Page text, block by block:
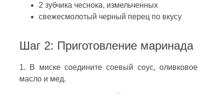
2 зубчика чеснока, измельченных
свежесмолотый черный перец по вкусу
Шаг 2: Приготовление маринада
1. В миске соедините соевый соус, оливковое
масло и мед.